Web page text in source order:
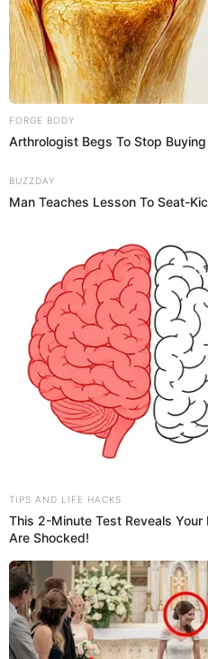
El PSV es un equipo
grandes cracks que están en
Ronaldo, Van Nistelrooy,
Bommel, Patrick Kluivert,
¿Cuál es la razón
ocultar la identidad
¿Cuántos años
Manco?
Aunque muchos no lo crean,
un par de años para jugar a